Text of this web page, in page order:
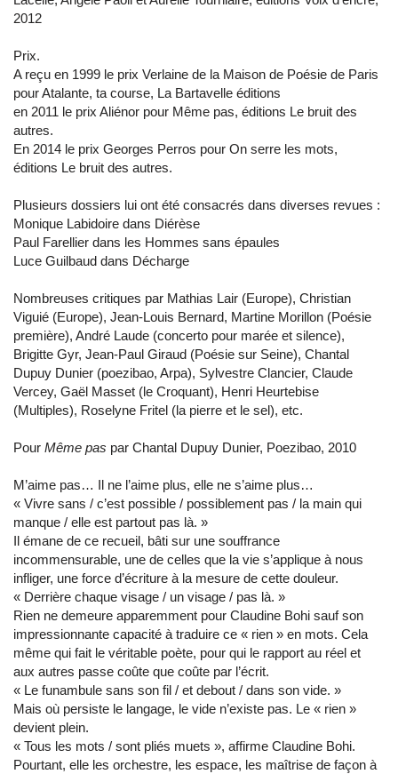
2012
Prix.
A reçu en 1999 le prix Verlaine de la Maison de Poésie de Paris
pour Atalante, ta course, La Bartavelle éditions
en 2011 le prix Aliénor pour Même pas, éditions Le bruit des
autres.
En 2014 le prix Georges Perros pour On serre les mots,
éditions Le bruit des autres.
Plusieurs dossiers lui ont été consacrés dans diverses revues :
Monique Labidoire dans Diérèse
Paul Farellier dans les Hommes sans épaules
Luce Guilbaud dans Décharge
Nombreuses critiques par Mathias Lair (Europe), Christian
Viguié (Europe), Jean-Louis Bernard, Martine Morillon (Poésie
première), André Laude (concerto pour marée et silence),
Brigitte Gyr, Jean-Paul Giraud (Poésie sur Seine), Chantal
Dupuy Dunier (poezibao, Arpa), Sylvestre Clancier, Claude
Vercey, Gaël Masset (le Croquant), Henri Heurtebise
(Multiples), Roselyne Fritel (la pierre et le sel), etc.
Pour Même pas par Chantal Dupuy Dunier, Poezibao, 2010
M’aime pas… Il ne l’aime plus, elle ne s’aime plus…
« Vivre sans / c’est possible / possiblement pas / la main qui
manque / elle est partout pas là. »
Il émane de ce recueil, bâti sur une souffrance
incommensurable, une de celles que la vie s’applique à nous
infliger, une force d’écriture à la mesure de cette douleur.
« Derrière chaque visage / un visage / pas là. »
Rien ne demeure apparemment pour Claudine Bohi sauf son
impressionnante capacité à traduire ce « rien » en mots. Cela
même qui fait le véritable poète, pour qui le rapport au réel et
aux autres passe coûte que coûte par l’écrit.
« Le funambule sans son fil / et debout / dans son vide. »
Mais où persiste le langage, le vide n’existe pas. Le « rien »
devient plein.
« Tous les mots / sont pliés muets », affirme Claudine Bohi.
Pourtant, elle les orchestre, les espace, les maîtrise de façon à